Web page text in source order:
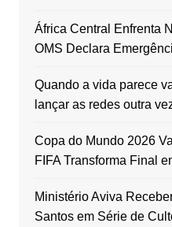
África Central Enfrenta
OMS Declara
Quando a vida parece
lançar as redes outra
Copa do Mundo 2026
FIFA Transforma Final
Ministério Aviva
Santos em Série de